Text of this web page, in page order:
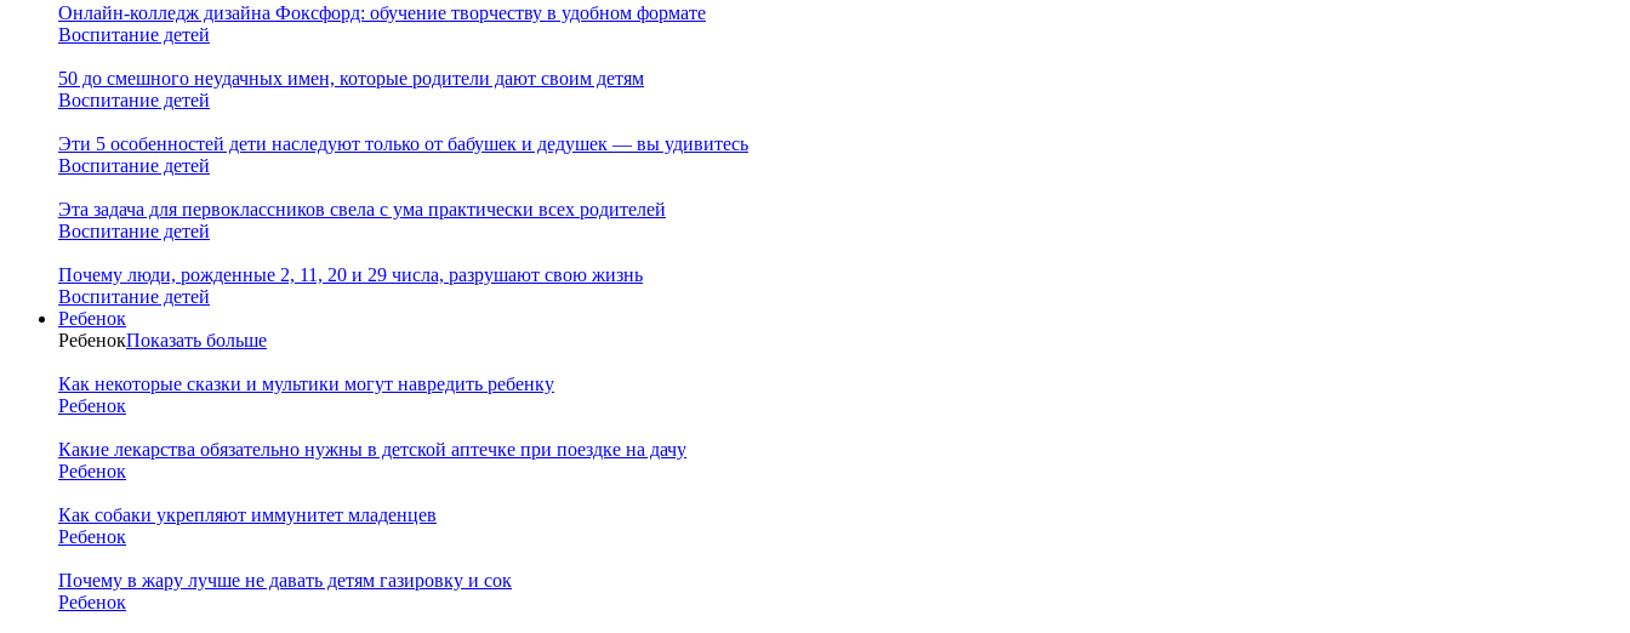
Онлайн-колледж дизайна Фоксфорд: обучение творчеству в удобном формате
Воспитание детей
50 до смешного неудачных имен, которые родители дают своим детям
Воспитание детей
Эти 5 особенностей дети наследуют только от бабушек и дедушек — вы удивитесь
Воспитание детей
Эта задача для первоклассников свела с ума практически всех родителей
Воспитание детей
Почему люди, рожденные 2, 11, 20 и 29 числа, разрушают свою жизнь
Воспитание детей
Ребенок
РебенокПоказать больше
Как некоторые сказки и мультики могут навредить ребенку
Ребенок
Какие лекарства обязательно нужны в детской аптечке при поездке на дачу
Ребенок
Как собаки укрепляют иммунитет младенцев
Ребенок
Почему в жару лучше не давать детям газировку и сок
Ребенок